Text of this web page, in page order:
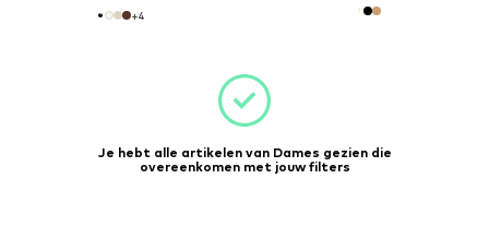
+4
Je hebt alle artikelen van Dames gezien die
overeenkomen met jouw filters